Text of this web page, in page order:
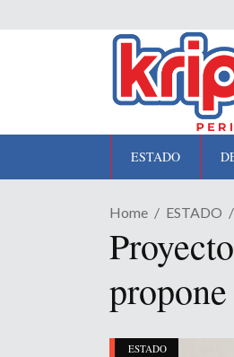
ESTADO
Home ESTADO
ESTADO